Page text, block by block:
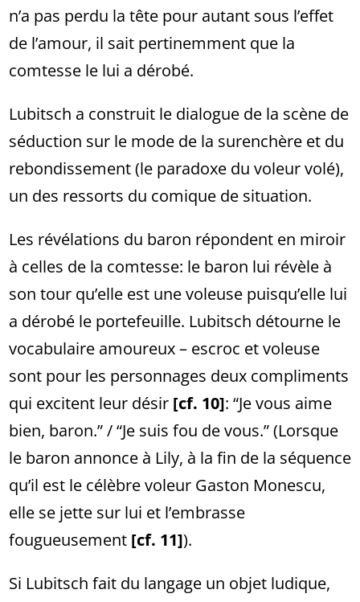
n’a pas perdu la tête pour autant sous l’effet
de l’amour, il sait pertinemment que la
comtesse le lui a dérobé.
Lubitsch a construit le dialogue de la scène de
séduction sur le mode de la surenchère et du
rebondissement (le paradoxe du voleur volé),
un des ressorts du comique de situation.
Les révélations du baron répondent en miroir
à celles de la comtesse: le baron lui révèle à
son tour qu’elle est une voleuse puisqu’elle lui
a dérobé le portefeuille. Lubitsch détourne le
vocabulaire amoureux – escroc et voleuse
sont pour les personnages deux compliments
qui excitent leur désir [cf. 10]: “Je vous aime
bien, baron.” / “Je suis fou de vous.” (Lorsque
le baron annonce à Lily, à la fin de la séquence
qu’il est le célèbre voleur Gaston Monescu,
elle se jette sur lui et l’embrasse
fougueusement [cf. 11]).
Si Lubitsch fait du langage un objet ludique,